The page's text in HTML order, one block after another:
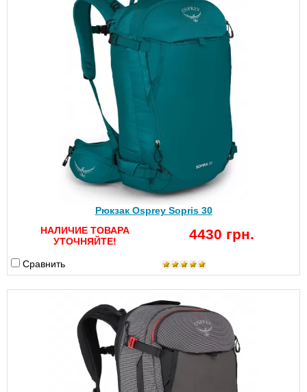
Рюкзак Osprey Sopris 30
НАЛИЧИЕ ТОВАРА
УТОЧНЯЙТЕ!
4430 грн.
Сравнить